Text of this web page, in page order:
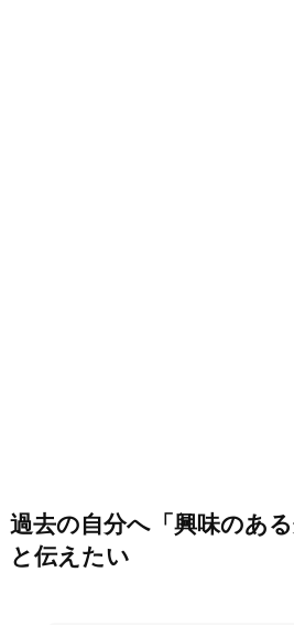
過去の自分へ「興味のある
と伝えたい